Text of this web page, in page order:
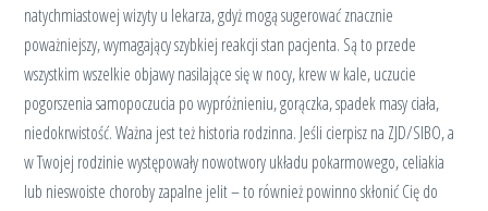
natychmiastowej wizyty u lekarza, gdyż mogą sugerować znacznie
poważniejszy, wymagający szybkiej reakcji stan pacjenta. Są to przede
wszystkim wszelkie objawy nasilające się w nocy, krew w kale, uczucie
pogorszenia samopoczucia po wypróżnieniu, gorączka, spadek masy ciała,
niedokrwistość. Ważna jest też historia rodzinna. Jeśli cierpisz na ZJD/SIBO, a
w Twojej rodzinie występowały nowotwory układu pokarmowego, celiakia
lub nieswoiste choroby zapalne jelit – to również powinno skłonić Cię do